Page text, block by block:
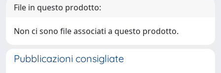
File in questo prodotto:
Non ci sono file associati a questo prodotto.
Pubblicazioni consigliate